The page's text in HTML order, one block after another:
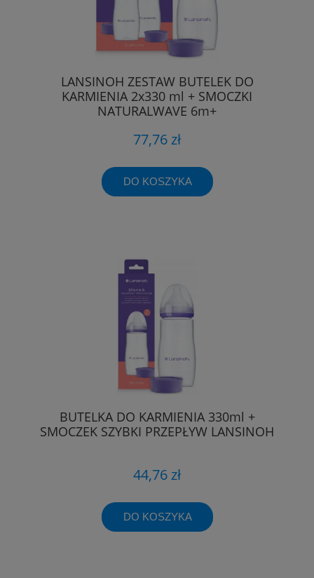
LANSINOH ZESTAW BUTELEK DO
KARMIENIA 2x330 ml + SMOCZKI
NATURALWAVE 6m+
77,76 zł
DO KOSZYKA
BUTELKA DO KARMIENIA 330ml +
SMOCZEK SZYBKI PRZEPŁYW LANSINOH
44,76 zł
DO KOSZYKA